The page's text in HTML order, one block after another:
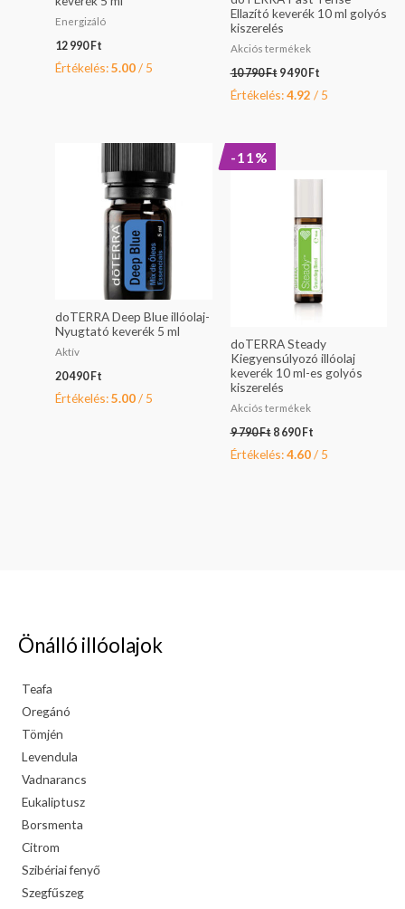
Energizáló
12 990Ft
Értékelés:5.00/ 5
Ellazító keverék 10 ml golyós
kiszerelés
Akciós termékek
10 790Ft 9 490Ft
Értékelés:4.92 / 5
doTERRA Deep Blue illóolaj-
Nyugtató keverék 5 ml
Aktív
20 490Ft
Értékelés:5.00/ 5
-11%
doTERRA Steady
Kiegyensúlyozó illóolaj
keverék 10 ml-es golyós
kiszerelés
Akciós termékek
9 790Ft
was:
8 690Ft
is:
Értékelés:4.60/ 5
Önálló illóolajok
Teafa
Oregánó
Tömjén
Levendula
Vadnarancs
Eukaliptusz
Borsmenta
Citrom
Szibériai fenyő
Szegfűszeg